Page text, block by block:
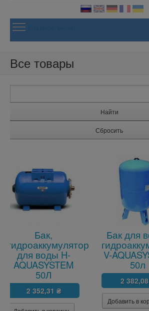
Главная
Портфолио и новости
Все товары
Бак,
гидроаккумулятор
для воды H-
AQUASYSTEM
50Л
2 352,31 ₴
Бак для
V-
50л
2